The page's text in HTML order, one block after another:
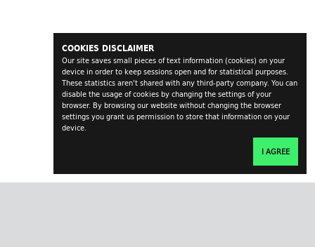
COOKIES DISCLAIMER
Our site saves small pieces of text information (cookies) on your
device in order to keep sessions open and for statistical purposes.
These statistics aren't shared with any third-party company. You can
disable the usage of cookies by changing the settings of your
browser. By browsing our website without changing the browser
settings you grant us permission to store that information on your
device.
I AGREE